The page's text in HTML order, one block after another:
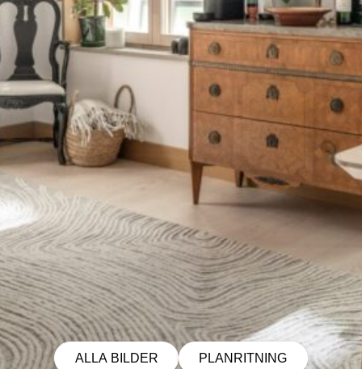
ALLA BILDER PLANRITNING